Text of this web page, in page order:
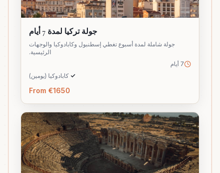
جولة تركيا لمدة 7 أيام
جولة شاملة لمدة أسبوع تغطي إسطنبول وكابادوكيا والوجهات
الرئيسية.
7 أيام
✓ كابادوكيا (يومين)
From €1650